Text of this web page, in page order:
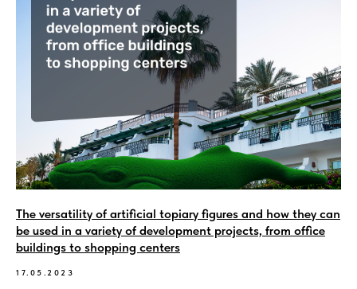
The versatility of artificial topiary figures and how they can
be used in a variety of development projects, from office
buildings to shopping centers
17.05.2023